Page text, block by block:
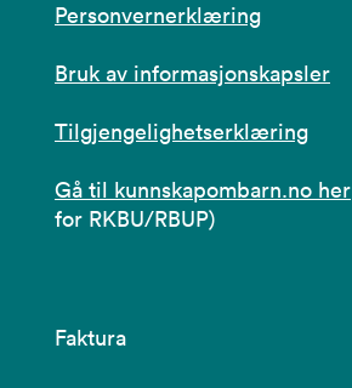
Personvernerklæring
Bruk av informasjonskapsler
Tilgjengelighetserklæring
Gå til kunnskapombarn.no her
for RKBU/RBUP)
Faktura